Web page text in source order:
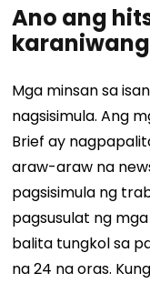
Ano ang
Mga minsan sa
nagsisimula. Ang
Brief ay
araw-araw na
pagsisimula ng
pagsusulat ng
balita tungkol sa
na 24 na oras.